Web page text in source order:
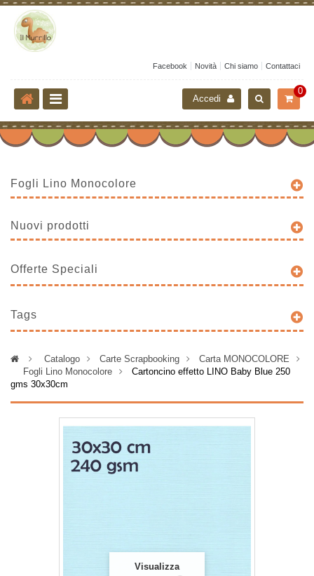
Facebook Novità Chi siamo Contattaci
0
Accedi
Fogli Lino Monocolore
Nuovi prodotti
Offerte Speciali
Tags
> Catalogo > Carte Scrapbooking >
Carta MONOCOLORE
Fogli Lino Monocolore >
Cartoncino effetto LINO Baby Blue 250
gms 30x30cm
Visualizza